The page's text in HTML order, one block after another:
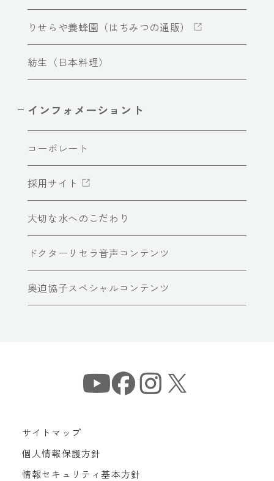
りせらや養蜂園（はちみつの通販）
紡生（日本料理）
インフォメーショント
コーポレート
採用サイト
大切な水へのこだわり
ドクターリセラ音声コンテンツ
奥迫協子スペシャルコンテンツ
サイトマップ
個人情報保護方針
情報セキュリティ基本方針